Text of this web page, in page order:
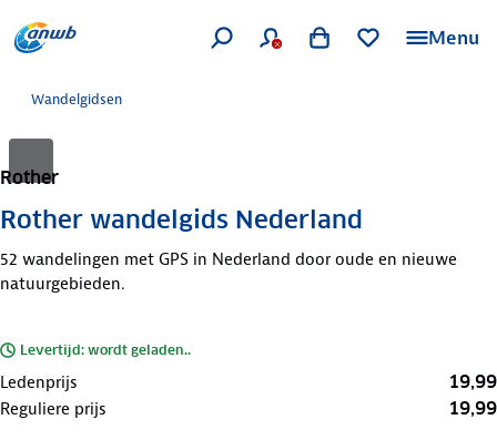
Menu
Wandelgidsen
Rother
Rother wandelgids Nederland
52 wandelingen met GPS in Nederland door oude en nieuwe
natuurgebieden.
Levertijd: wordt geladen..
Ledenprijs 19,99
Reguliere prijs 19,99